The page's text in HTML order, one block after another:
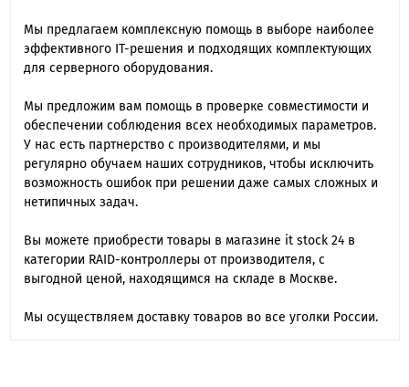
Мы предлагаем комплексную помощь в выборе наиболее
эффективного IT-решения и подходящих комплектующих
для серверного оборудования.
Мы предложим вам помощь в проверке совместимости и
обеспечении соблюдения всех необходимых параметров.
У нас есть партнерство с производителями, и мы
регулярно обучаем наших сотрудников, чтобы исключить
возможность ошибок при решении даже самых сложных и
нетипичных задач.
Вы можете приобрести товары в магазине it stock 24 в
категории RAID-контроллеры от производителя, с
выгодной ценой, находящимся на складе в Москве.
Мы осуществляем доставку товаров во все уголки России.